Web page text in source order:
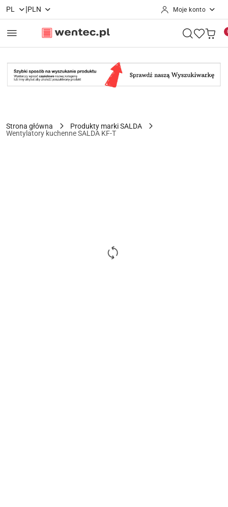
Przejdź do treści głównej
Przejdź do wyszukiwarki
Przejdź do moje konto
Przejdź do menu głównego
Przejdź do opisu produktu
Przejdź do stopki
PL |PLN Moje konto
Strona główna
Produkty marki SALDA
Wentylatory kuchenne SALDA KF-T